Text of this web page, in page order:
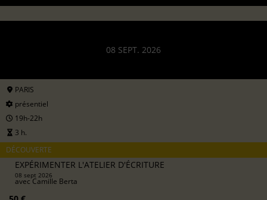
08 SEPT. 2026
PARIS
présentiel
19h-22h
3 h.
DÉCOUVERTE
EXPÉRIMENTER L'ATELIER D'ÉCRITURE
08 sept 2026
avecCamille Berta